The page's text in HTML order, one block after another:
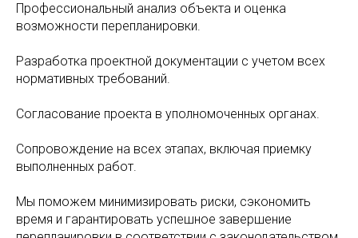
Профессиональный анализ объекта и оценка
возможности перепланировки.
Разработка проектной документации с учетом всех
нормативных требований.
Согласование проекта в уполномоченных органах.
Сопровождение на всех этапах, включая приемку
выполненных работ.
Мы поможем минимизировать риски, сэкономить
время и гарантировать успешное завершение